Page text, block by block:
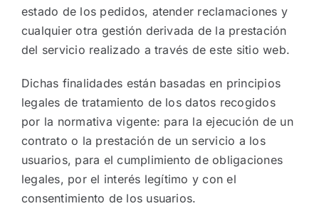
estado de los pedidos, atender reclamaciones y
cualquier otra gestión derivada de la prestación
del servicio realizado a través de este sitio web.
Dichas finalidades están basadas en principios
legales de tratamiento de los datos recogidos
por la normativa vigente: para la ejecución de un
contrato o la prestación de un servicio a los
usuarios, para el cumplimiento de obligaciones
legales, por el interés legítimo y con el
consentimiento de los usuarios.